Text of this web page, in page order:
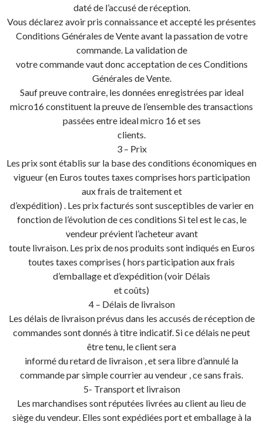
daté de l’accusé de réception.
Vous déclarez avoir pris connaissance et accepté les présentes
Conditions Générales de Vente avant la passation de votre
commande. La validation de
votre commande vaut donc acceptation de ces Conditions
Générales de Vente.
Sauf preuve contraire, les données enregistrées par ideal
micro16 constituent la preuve de l’ensemble des transactions
passées entre ideal micro 16 et ses
clients.
3 – Prix
Les prix sont établis sur la base des conditions économiques en
vigueur (en Euros toutes taxes comprises hors participation
aux frais de traitement et
d’expédition) . Les prix facturés sont susceptibles de varier en
fonction de l’évolution de ces conditions Si tel est le cas, le
vendeur prévient l’acheteur avant
toute livraison. Les prix de nos produits sont indiqués en Euros
toutes taxes comprises ( hors participation aux frais
d’emballage et d’expédition (voir Délais
et coûts)
4 – Délais de livraison
Les délais de livraison prévus dans les accusés de réception de
commandes sont donnés à titre indicatif. Si ce délais ne peut
être tenu, le client sera
informé du retard de livraison , et sera libre d’annulé la
commande par simple courrier au vendeur , ce sans frais.
5- Transport et livraison
Les marchandises sont réputées livrées au client au lieu de
siège du vendeur. Elles sont expédiées port et emballage à la